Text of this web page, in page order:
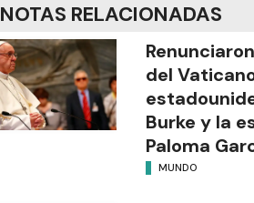
NOTAS RELACIONADAS
del
Burke y la
Paloma
MUNDO